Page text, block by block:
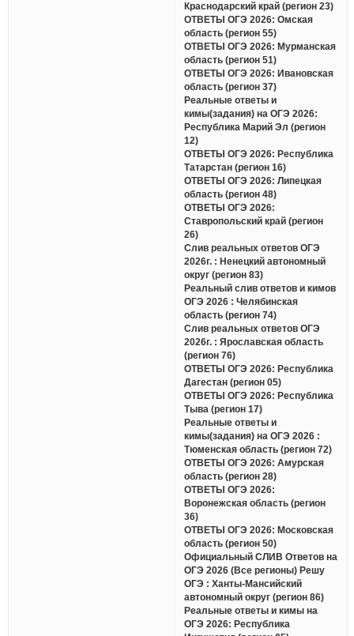
Краснодарский край (регион 23)
ОТВЕТЫ ОГЭ 2026: Омская
область (регион 55)
ОТВЕТЫ ОГЭ 2026: Мурманская
область (регион 51)
ОТВЕТЫ ОГЭ 2026: Ивановская
область (регион 37)
Реальные ответы и
кимы(задания) на ОГЭ 2026:
Республика Марий Эл (регион
12)
ОТВЕТЫ ОГЭ 2026: Республика
Татарстан (регион 16)
ОТВЕТЫ ОГЭ 2026: Липецкая
область (регион 48)
ОТВЕТЫ ОГЭ 2026:
Ставропольский край (регион
26)
Слив реальных ответов ОГЭ
2026г. : Ненецкий автономный
округ (регион 83)
Реальный слив ответов и кимов
ОГЭ 2026 : Челябинская
область (регион 74)
Слив реальных ответов ОГЭ
2026г. : Ярославская область
(регион 76)
ОТВЕТЫ ОГЭ 2026: Республика
Дагестан (регион 05)
ОТВЕТЫ ОГЭ 2026: Республика
Тыва (регион 17)
Реальные ответы и
кимы(задания) на ОГЭ 2026 :
Тюменская область (регион 72)
ОТВЕТЫ ОГЭ 2026: Амурская
область (регион 28)
ОТВЕТЫ ОГЭ 2026:
Воронежская область (регион
36)
ОТВЕТЫ ОГЭ 2026: Московская
область (регион 50)
Официальный СЛИВ Ответов на
ОГЭ 2026 (Все регионы) Решу
ОГЭ : Ханты-Мансийский
автономный округ (регион 86)
Реальные ответы и кимы на
ОГЭ 2026: Республика